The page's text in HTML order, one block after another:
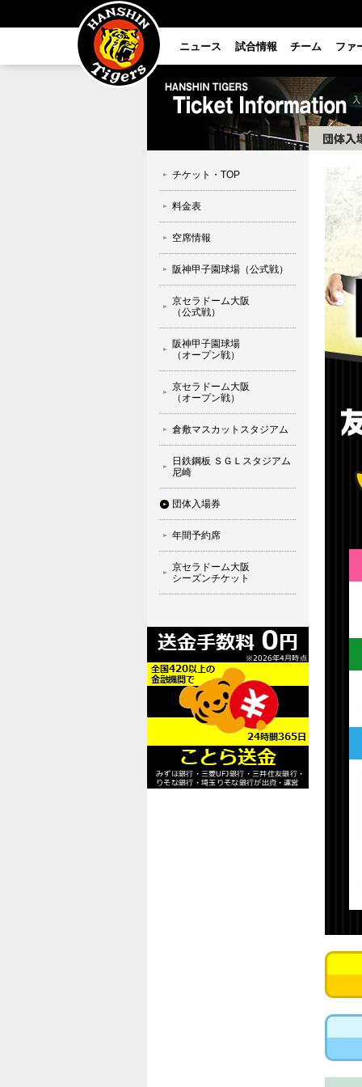
ニュース 試合情報 チーム ファ
チケット・TOP
料金表
空席情報
阪神甲子園球場（公式戦）
京セラドーム大阪
（公式戦）
阪神甲子園球場
（オープン戦）
京セラドーム大阪
（オープン戦）
倉敷マスカットスタジアム
⽇鉄鋼板 ＳＧＬスタジアム
尼崎
団体入場券
年間予約席
京セラドーム大阪
シーズンチケット